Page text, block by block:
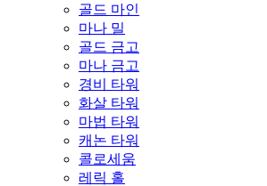
골드 마인
마나 밀
골드 금고
마나 금고
경비 타워
화살 타워
마법 타워
캐논 타워
콜로세움
레릭 홀